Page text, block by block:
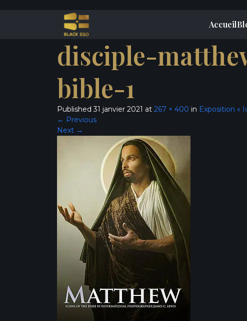
Accueil
disciple-
bible-1
Published31 janvier 2021 at 267 × 400 in Exposition «
← Previous
Next →